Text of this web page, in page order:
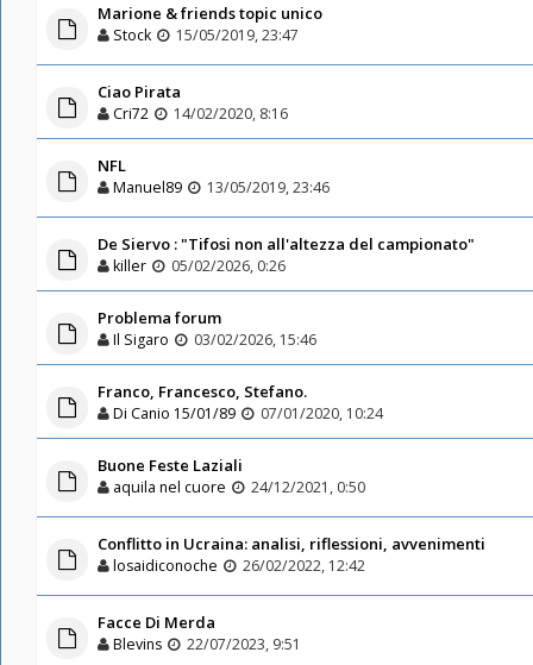
Marione & friends topic unico
Stock 15/05/2019, 23:47
Ciao Pirata
Cri72 14/02/2020, 8:16
NFL
Manuel89 13/05/2019, 23:46
De Siervo : "Tifosi non all'altezza del campionato"
killer 05/02/2026, 0:26
Problema forum
Il Sigaro 03/02/2026, 15:46
Franco, Francesco, Stefano.
Di Canio 15/01/89 07/01/2020, 10:24
Buone Feste Laziali
aquila nel cuore 24/12/2021, 0:50
Conflitto in Ucraina: analisi, riflessioni, avvenimenti
losaidiconoche 26/02/2022, 12:42
Facce Di Merda
Blevins 22/07/2023, 9:51